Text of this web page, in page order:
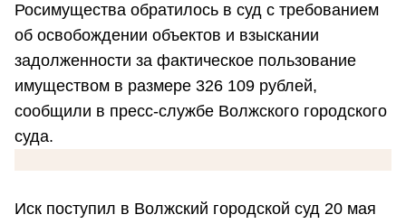
Росимущества обратилось в суд с требованием
об освобождении объектов и взыскании
задолженности за фактическое пользование
имуществом в размере 326 109 рублей,
сообщили в пресс-службе Волжского городского
суда.
Иск поступил в Волжский городской суд 20 мая